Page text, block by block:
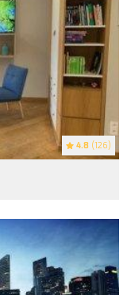
4.8 (126)